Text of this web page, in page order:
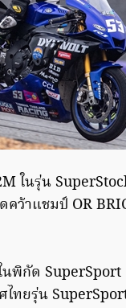
ในรุ่น
าแชมป์ OR
กัด SuperSport
ทยรุ่น